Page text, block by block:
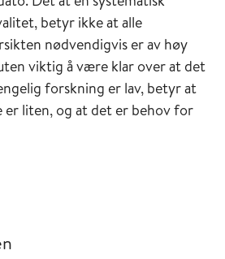
betyr ikke at alle
nødvendigvis er av høy
viktig å være klar over at det
forskning er lav, betyr at
liten, og at det er behov for